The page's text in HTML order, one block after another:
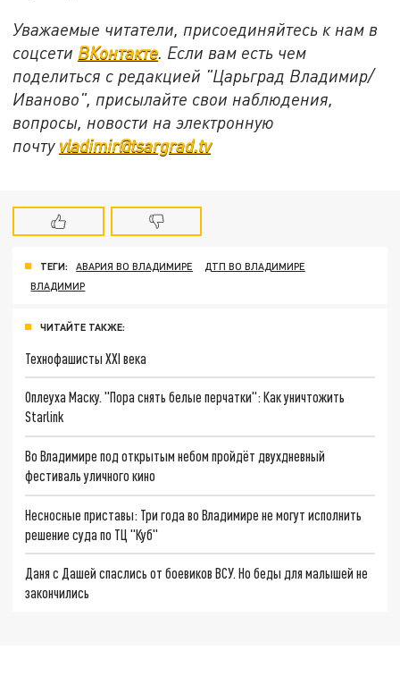
Уважаемые читатели, присоединяйтесь к нам в
соцсети ВКонтакте. Если вам есть чем
поделиться с редакцией "Царьград Владимир/
Иваново", присылайте свои наблюдения,
вопросы, новости на электронную
почту vladimir@tsargrad.tv
ТЕГИ: АВАРИЯ ВО ВЛАДИМИРЕ
ДТП ВО ВЛАДИМИРЕ
ВЛАДИМИР
ЧИТАЙТЕ ТАКЖЕ:
Технофашисты XXI века
Оплеуха Маску. "Пора снять белые перчатки": Как уничтожить
Starlink
Во Владимире под открытым небом пройдёт двухдневный
фестиваль уличного кино
Несносные приставы: Три года во Владимире не могут исполнить
решение суда по ТЦ "Куб"
Даня с Дашей спаслись от боевиков ВСУ. Но беды для малышей не
закончились